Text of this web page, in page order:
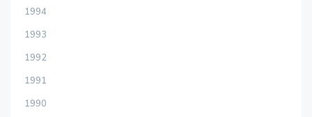
1994
1993
1992
1991
1990